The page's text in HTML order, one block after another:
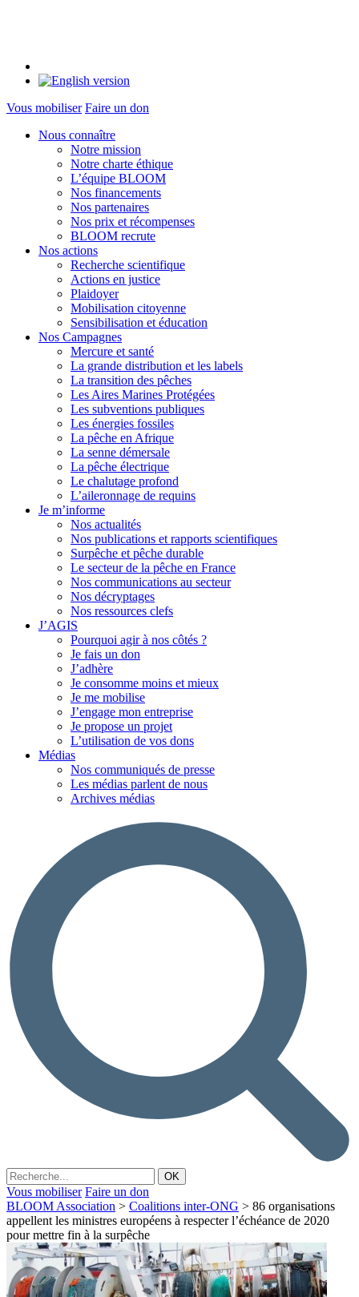
Vous mobiliser Faire un don
Nous connaître
Notre mission
Notre charte éthique
L’équipe BLOOM
Nos financements
Nos partenaires
Nos prix et récompenses
BLOOM recrute
Nos actions
Recherche scientifique
Actions en justice
Plaidoyer
Mobilisation citoyenne
Sensibilisation et éducation
Nos Campagnes
Mercure et santé
La grande distribution et les labels
La transition des pêches
Les Aires Marines Protégées
Les subventions publiques
Les énergies fossiles
La pêche en Afrique
La senne démersale
La pêche électrique
Le chalutage profond
L’aileronnage de requins
Je m’informe
Nos actualités
Nos publications et rapports scientifiques
Surpêche et pêche durable
Le secteur de la pêche en France
Nos communications au secteur
Nos décryptages
Nos ressources clefs
J’AGIS
Pourquoi agir à nos côtés ?
Je fais un don
J’adhère
Je consomme moins et mieux
Je me mobilise
J’engage mon entreprise
Je propose un projet
L’utilisation de vos dons
Médias
Nos communiqués de presse
Les médias parlent de nous
Archives médias
Vous mobiliser Faire un don
BLOOM Association > Coalitions inter-ONG > 86 organisations
appellent les ministres européens à respecter l’échéance de 2020
pour mettre fin à la surpêche